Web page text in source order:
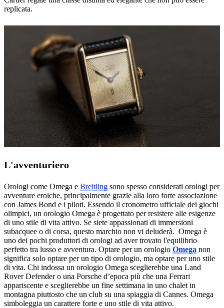
replicata.
L'avventuriero
Orologi come Omega e Breitling sono spesso considerati orologi per
avventure eroiche, principalmente grazie alla loro forte associazione
con James Bond e i piloti. Essendo il cronometro ufficiale dei giochi
olimpici, un orologio Omega è progettato per resistere alle esigenze
di uno stile di vita attivo. Se siete appassionati di immersioni
subacquee o di corsa, questo marchio non vi deluderà. Omega è
uno dei pochi produttori di orologi ad aver trovato l'equilibrio
perfetto tra lusso e avventura. Optare per un orologio Omega non
significa solo optare per un tipo di orologio, ma optare per uno stile
di vita. Chi indossa un orologio Omega sceglierebbe una Land
Rover Defender o una Porsche d’epoca più che una Ferrari
appariscente e sceglierebbe un fine settimana in uno chalet in
montagna piuttosto che un club su una spiaggia di Cannes. Omega
simboleggia un carattere forte e uno stile di vita attivo.